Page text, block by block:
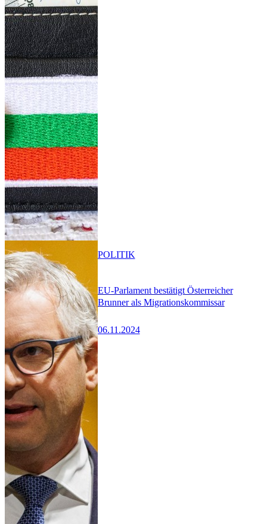
EU-Parlament bestätigt Österreicher
Brunner als Migrationskommissar
06.11.2024
POLITIK